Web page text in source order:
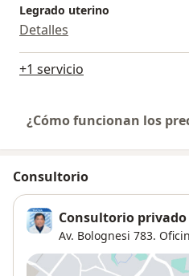
Legrado uterino
Detalles
+1 servicio
¿Cómo funcionan los
Consultorio
Consultorio privado
Av. Bolognesi 783.